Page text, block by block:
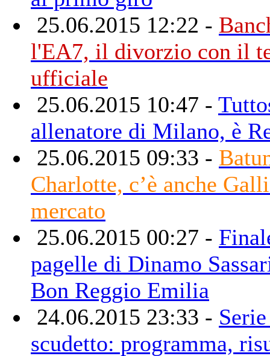
25.06.2015 12:22 -
l'EA7, il divorzio con il
ufficiale
25.06.2015 10:47 -
allenatore di Milano, è
25.06.2015 09:33 -
Charlotte, c’è anche
mercato
25.06.2015 00:27 -
pagelle di Dinamo
Bon Reggio Emilia
24.06.2015 23:33 -
scudetto: programma,